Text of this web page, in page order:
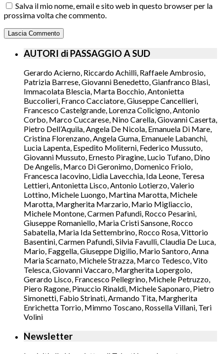
Salva il mio nome, email e sito web in questo browser per la
prossima volta che commento.
AUTORI di PASSAGGIO A SUD
Gerardo Acierno, Riccardo Achilli, Raffaele Ambrosio,
Patrizia Barrese, Giovanni Benedetto, Gianfranco Blasi,
Immacolata Blescia, Marta Bocchio, Antonietta
Buccolieri, Franco Cacciatore, Giuseppe Cancellieri,
Francesco Castelgrande, Lorenza Colicigno, Antonio
Corbo, Marco Cuccarese, Nino Carella, Giovanni Caserta,
Pietro Dell’Aquila, Angela De Nicola, Emanuela Di Mare,
Cristina Florenzano, Angela Guma, Emanuele Labanchi,
Lucia Lapenta, Espedito Moliterni, Federico Mussuto,
Giovanni Mussuto, Ernesto Piragine, Lucio Tufano, Dino
De Angelis, Marco Di Geronimo, Domenico Friolo,
Francesca Iacovino, Lidia Lavecchia, Ida Leone, Teresa
Lettieri, Antonietta Lisco, Antonio Lotierzo, Valerio
Lottino, Michele Luongo, Martina Marotta, Michele
Marotta, Margherita Marzario, Mario Migliaccio,
Michele Montone, Carmen Pafundi, Rocco Pesarini,
Giuseppe Romaniello, Maria Cristi Sansone, Rocco
Sabatella, Maria Ida Settembrino, Rocco Rosa, Vittorio
Basentini, Carmen Pafundi, Silvia Favulli, Claudia De Luca,
Mario, Faggella, Giuseppe Digilio, Mario Santoro, Anna
Maria Scarnato, Michele Strazza, Marco Tedesco, Vito
Telesca, Giovanni Vaccaro, Margherita Lopergolo,
Gerardo Lisco, Francesco Pellegrino, Michele Petruzzo,
Piero Ragone, Pinuccio Rinaldi, Michele Saponaro, Pietro
Simonetti, Fabio Strinati, Armando Tita, Margherita
Enrichetta Torrio, Mimmo Toscano, Rossella Villani, Teri
Volini
Newsletter